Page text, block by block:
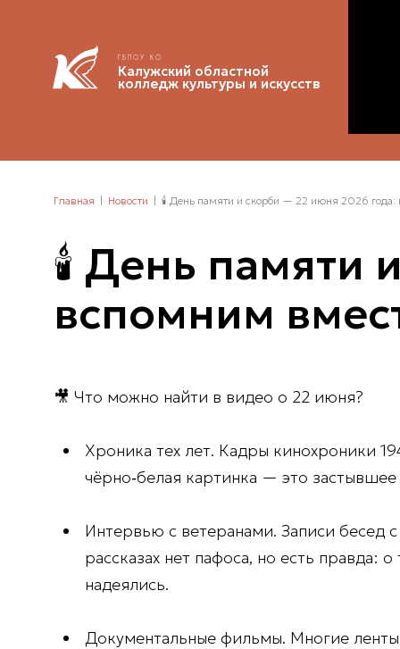
ГБПОУ КО
Калужский областной
колледж культуры и искусств
Главная Новости 🕯️ День памяти и скорби — 22 июня 2026 года:
🕯️ День памяти
вспомним
🎥 Что можно найти в видео о 22 июня?
Хроника тех лет. Кадры кинохроники
чёрно‑белая картинка — это
Интервью с ветеранами. Записи бесед
рассказах нет пафоса, но есть правда:
надеялись.
Документальные фильмы. Многие